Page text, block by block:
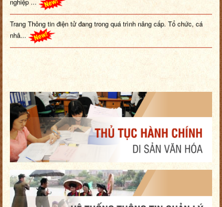
Trang Thông tin điện tử đang trong quá trình nâng cấp. Tổ chức, cá
nhâ...